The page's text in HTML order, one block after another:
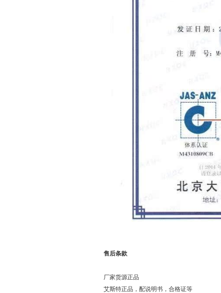
售后条款
厂家货源正品
艾斯特正品，配说明书，合格证等